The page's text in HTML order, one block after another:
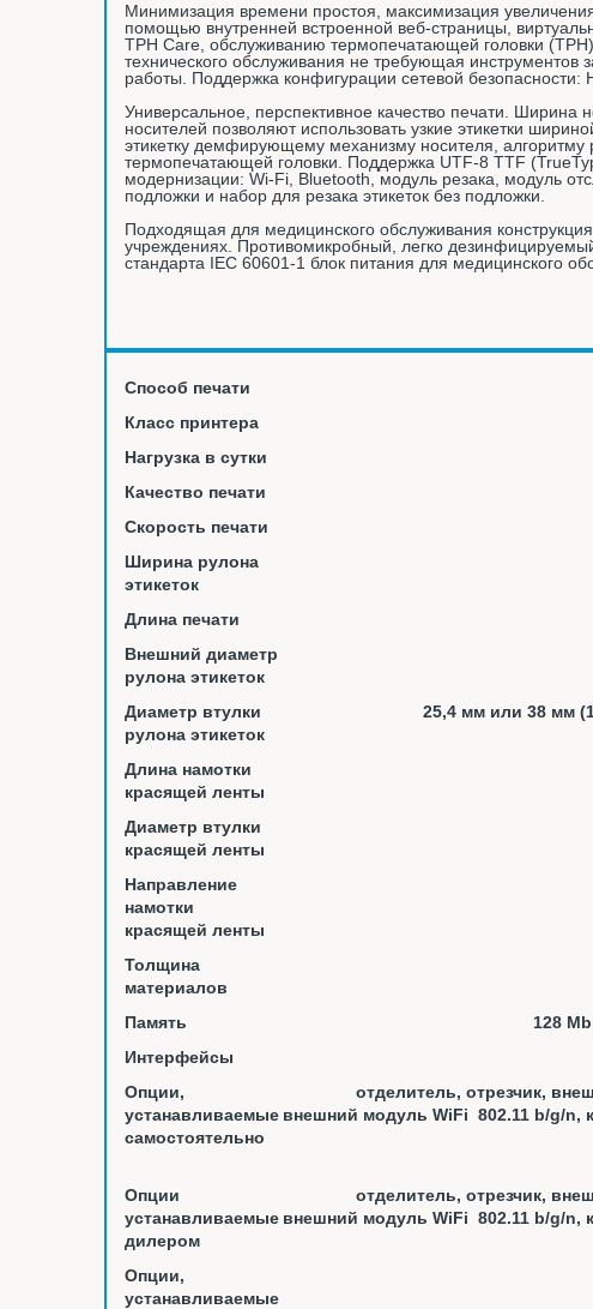
Минимизация времени простоя, максимизация
помощью внутренней встроенной веб-страницы,
TPH Care, обслуживанию термопечатающей головки
технического обслуживания не требующая
работы. Поддержка конфигурации сетевой
Универсальное, перспективное качество печати.
носителей позволяют использовать узкие этикетки
этикетку демфирующему механизму носителя, алгоритму
термопечатающей головки. Поддержка UTF-8 TTF
модернизации: Wi-Fi, Bluetooth, модуль резака, модуль
подложки и набор для резака этикеток без подложки.
Подходящая для медицинского обслуживания
учреждениях. Противомикробный, легко
стандарта IEC 60601-1 блок питания для медицинского
Способ печати
Класс принтера
Нагрузка в сутки
Качество печати
Скорость печати
Ширина рулона
этикеток
Длина печати
Внешний диаметр
рулона этикеток
Диаметр втулки
рулона этикеток
25,4 мм или 38 мм
Длина намотки
красящей ленты
Диаметр втулки
красящей ленты
Направление
намотки
красящей ленты
Толщина
материалов
Память
128
Интерфейсы
Опции,
устанавливаемые
самостоятельно
отделитель, отрезчик,
внешний модуль WiFi 802.11 b/g/n,
Опции
устанавливаемые
дилером
отделитель, отрезчик,
внешний модуль WiFi 802.11 b/g/n,
Опции,
устанавливаемые